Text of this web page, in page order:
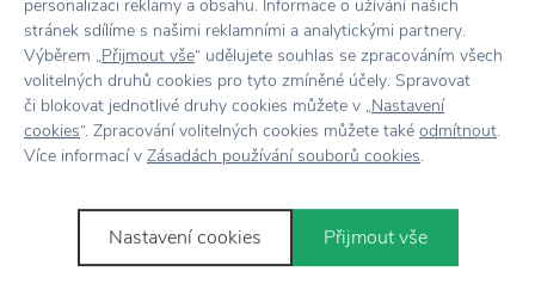
Vše skladem,odesíláme ihned
Doprava zdarmanad 2 000 Kč
Vrácení zbožído 30 dnů
personalizaci reklamy a obsahu. Informace o užívání našich
stránek sdílíme s našimi reklamními a analytickými partnery.
Výběrem „Přijmout vše“ udělujete souhlas se zpracováním všech
volitelných druhů cookies pro tyto zmíněné účely. Spravovat
či blokovat jednotlivé druhy cookies můžete v „Nastavení
cookies“. Zpracování volitelných cookies můžete také odmítnout.
Více informací v Zásadách používání souborů cookies.
Nastavení cookies Přijmout vše